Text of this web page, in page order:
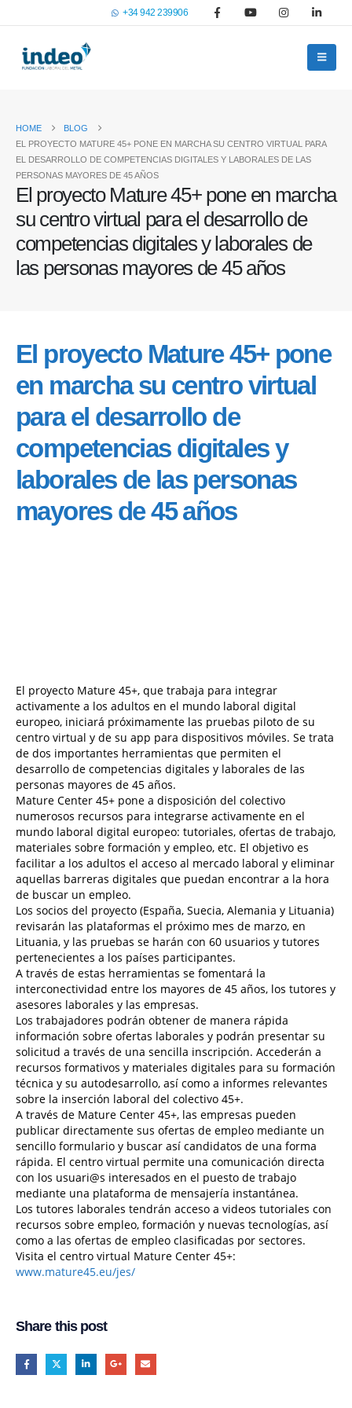
+34 942 239906
HOME
BLOG
EL PROYECTO MATURE 45+ PONE EN MARCHA SU CENTRO VIRTUAL PARA
EL DESARROLLO DE COMPETENCIAS DIGITALES Y LABORALES DE LAS
PERSONAS MAYORES DE 45 AÑOS
El proyecto Mature 45+ pone en marcha
su centro virtual para el desarrollo de
competencias digitales y laborales de
las personas mayores de 45 años
El proyecto Mature 45+ pone
en marcha su centro virtual
para el desarrollo de
competencias digitales y
laborales de las personas
mayores de 45 años
El proyecto Mature 45+, que trabaja para integrar
activamente a los adultos en el mundo laboral digital
europeo, iniciará próximamente las pruebas piloto de su
centro virtual y de su app para dispositivos móviles. Se trata
de dos importantes herramientas que permiten el
desarrollo de competencias digitales y laborales de las
personas mayores de 45 años.
Mature Center 45+ pone a disposición del colectivo
numerosos recursos para integrarse activamente en el
mundo laboral digital europeo: tutoriales, ofertas de trabajo,
materiales sobre formación y empleo, etc. El objetivo es
facilitar a los adultos el acceso al mercado laboral y eliminar
aquellas barreras digitales que puedan encontrar a la hora
de buscar un empleo.
Los socios del proyecto (España, Suecia, Alemania y Lituania)
revisarán las plataformas el próximo mes de marzo, en
Lituania, y las pruebas se harán con 60 usuarios y tutores
pertenecientes a los países participantes.
A través de estas herramientas se fomentará la
interconectividad entre los mayores de 45 años, los tutores y
asesores laborales y las empresas.
Los trabajadores podrán obtener de manera rápida
información sobre ofertas laborales y podrán presentar su
solicitud a través de una sencilla inscripción. Accederán a
recursos formativos y materiales digitales para su formación
técnica y su autodesarrollo, así como a informes relevantes
sobre la inserción laboral del colectivo 45+.
A través de Mature Center 45+, las empresas pueden
publicar directamente sus ofertas de empleo mediante un
sencillo formulario y buscar así candidatos de una forma
rápida. El centro virtual permite una comunicación directa
con los usuari@s interesados en el puesto de trabajo
mediante una plataforma de mensajería instantánea.
Los tutores laborales tendrán acceso a videos tutoriales con
recursos sobre empleo, formación y nuevas tecnologías, así
como a las ofertas de empleo clasificadas por sectores.
Visita el centro virtual Mature Center 45+:
www.mature45.eu/jes/
Share this post